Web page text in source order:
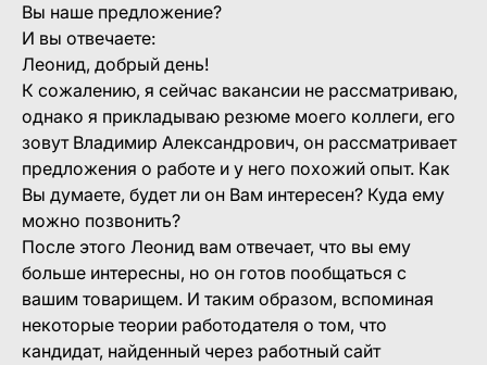
Вы наше предложение?
И вы отвечаете:
Леонид, добрый день!
К сожалению, я сейчас вакансии не рассматриваю,
однако я прикладываю резюме моего коллеги, его
зовут Владимир Александрович, он рассматривает
предложения о работе и у него похожий опыт. Как
Вы думаете, будет ли он Вам интересен? Куда ему
можно позвонить?
После этого Леонид вам отвечает, что вы ему
больше интересны, но он готов пообщаться с
вашим товарищем. И таким образом, вспоминая
некоторые теории работодателя о том, что
кандидат, найденный через работный сайт